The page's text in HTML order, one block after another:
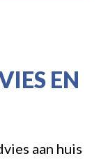
EN
aan huis